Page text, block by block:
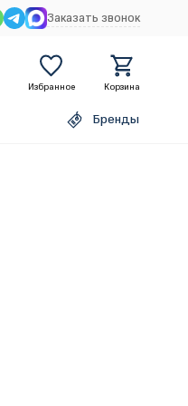
Заказать звонок
Избранное Корзина
Бренды